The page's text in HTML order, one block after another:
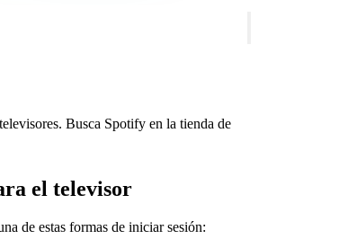
Busca Spotify en la tienda de
el televisor
de estas formas de iniciar sesión: